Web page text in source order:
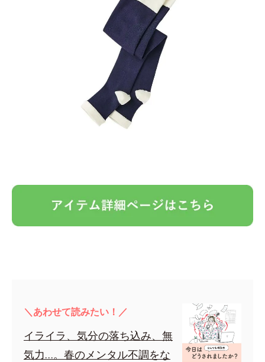
＼あわせて読みたい！／
イライラ、気分の落ち込み、無
気力…。春のメンタル不調をな